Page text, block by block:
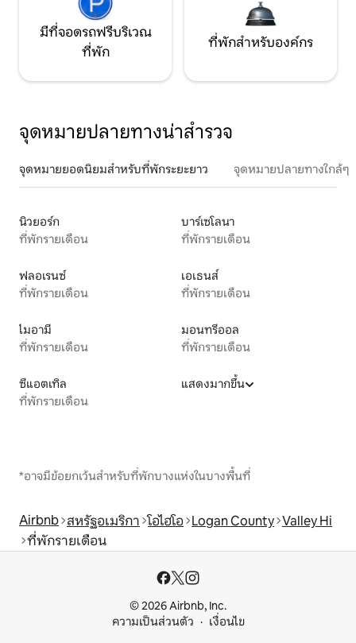
มีที่จอดรถฟรีบริเวณ
ที่พัก
ที่พักสำหรับองค์กร
จุดหมายปลายทางน่าสำรวจ
จุดหมายยอดนิยมสำหรับที่พักระยะยาว จุดหมายปลายทางใกล้ๆ
นิวยอร์ก
ที่พักรายเดือน
บาร์เซโลนา
ที่พักรายเดือน
ฟลอเรนซ์
ที่พักรายเดือน
เอเธนส์
ที่พักรายเดือน
ไมอามี
ที่พักรายเดือน
มอนทรีออล
ที่พักรายเดือน
ซีแอตเทิล
ที่พักรายเดือน
แสดงมากขึ้น
*อาจมีข้อยกเว้นสำหรับที่พักบางแห่งในบางพื้นที่
Airbnb สหรัฐอเมริกา โอไฮโอ Logan County Valley Hi
ที่พักรายเดือน
© 2026 Airbnb, Inc.
ความเป็นส่วนตัว
เงื่อนไข